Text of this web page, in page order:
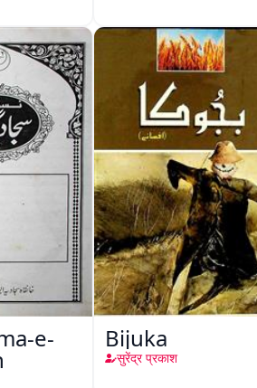
e- Bijuka
सुरेंद्र प्रकाश